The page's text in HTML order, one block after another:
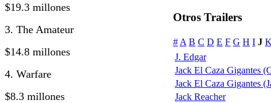
$19.3 millones
3. The Amateur
$14.8 millones
4. Warfare
$8.3 millones
Otros Trailers
# A B C D E F G H I J
J. Edgar
Jack El Caza Gigantes
Jack El Caza Gigantes
Jack Reacher